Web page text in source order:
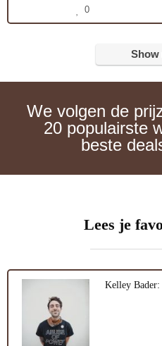
0
Show
We volgen de
20 populairste
beste
Lees je
Kelley